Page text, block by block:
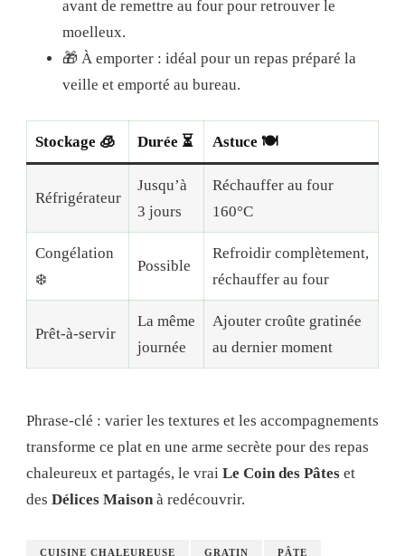
avant de remettre au four pour retrouver le
moelleux.
🎁 À emporter : idéal pour un repas préparé la
veille et emporté au bureau.
Stockage 🧊 Durée ⏳ Astuce 🍽️
Réfrigérateur
Jusqu’à
3 jours
Réchauffer au four
160°C
Congélation
❄️
Possible
Refroidir complètement,
réchauffer au four
Prêt-à-servir
La même
journée
Ajouter croûte gratinée
au dernier moment
Phrase-clé : varier les textures et les accompagnements
transforme ce plat en une arme secrète pour des repas
chaleureux et partagés, le vrai Le Coin des Pâtes et
des Délices Maisonà redécouvrir.
CUISINE CHALEUREUSE GRATIN PÂTE